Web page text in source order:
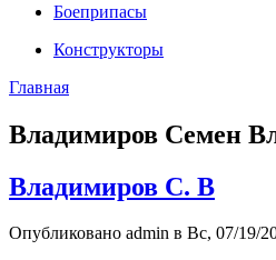
Боеприпасы
Конструкторы
Главная
Владимиров Семен
Владимиров С. В
Опубликовано admin в Вс, 07/19/